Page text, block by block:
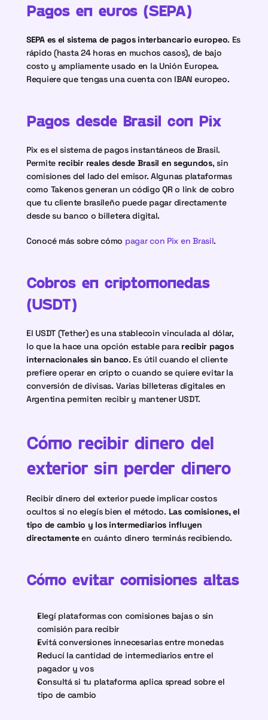
Pagos en euros (SEPA)
SEPA es el sistema de pagos interbancario europeo. Es
rápido (hasta 24 horas en muchos casos), de bajo
costo y ampliamente usado en la Unión Europea.
Requiere que tengas una cuenta con IBAN europeo.
Pagos desde Brasil con Pix
Pix es el sistema de pagos instantáneos de Brasil.
Permite recibir reales desde Brasil en segundos, sin
comisiones del lado del emisor. Algunas plataformas
como Takenos generan un código QR o link de cobro
que tu cliente brasileño puede pagar directamente
desde su banco o billetera digital.
Conocé más sobre cómo pagar con Pix en Brasil.
Cobros en criptomonedas
(USDT)
El USDT (Tether) es una stablecoin vinculada al dólar,
lo que la hace una opción estable para recibir pagos
internacionales sin banco. Es útil cuando el cliente
prefiere operar en cripto o cuando se quiere evitar la
conversión de divisas. Varias billeteras digitales en
Argentina permiten recibir y mantener USDT.
Cómo recibir dinero del
exterior sin perder dinero
Recibir dinero del exterior puede implicar costos
ocultos si no elegís bien el método. Las comisiones, el
tipo de cambio y los intermediarios influyen
directamente en cuánto dinero terminás recibiendo.
Cómo evitar comisiones altas
Elegí plataformas con comisiones bajas o sin
comisión para recibir
Evitá conversiones innecesarias entre monedas
Reducí la cantidad de intermediarios entre el
pagador y vos
Consultá si tu plataforma aplica spread sobre el
tipo de cambio